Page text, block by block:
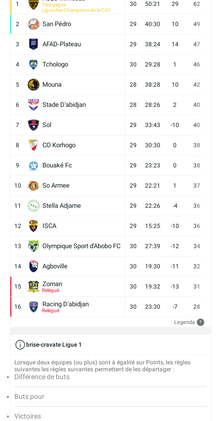
1
Titre gagné
Ligue des Champions de la CAF
30 50:21 29 62
2 San Pédro 29 40:30 10 49
3 AFAD-Plateau 29 38:24 14 47
4 Tchologo 30 29:28 1 46
5 Mouna 28 38:28 10 42
6 Stade D'abidjan 28 28:26 2 40
7 Sol 29 33:43 -10 40
8 CO Korhogo 29 30:30 0 38
9 Bouaké Fc 29 23:23 0 38
10 So Armee 29 22:21 1 37
11 Stella Adjame 29 22:26 -4 36
12 ISCA 29 15:25 -10 36
13 Olympique Sport d'Abobo FC 30 27:39 -12 34
14 Agboville 30 19:30 -11 32
15 Zoman
Relégué
30 19:32 -13 31
16 Racing D'abidjan
Relégué
30 23:30 -7 28
Legenda ?
brise-cravate Ligue 1
Lorsque deux équipes (ou plus) sont à égalité sur Points, les règles
suivantes les règles suivantes permettent de les départager :
Différence de buts
Buts pour
Victoires